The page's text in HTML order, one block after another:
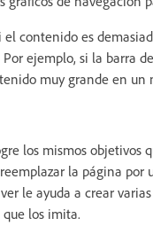
contenido es
ejemplo, si la barra
muy grande en
los mismos objetivos
la página
le ayuda a crear
los imita.